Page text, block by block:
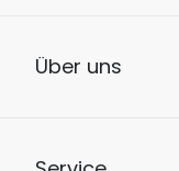
Über uns